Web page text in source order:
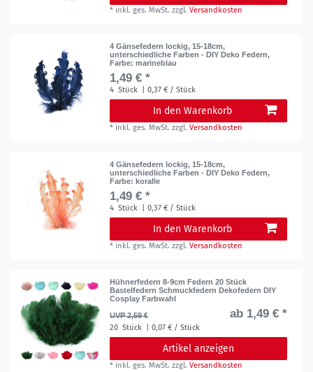
* inkl. ges. MwSt. zzgl.Versandkosten
4 Gänsefedern lockig, 15-18cm,
unterschiedliche Farben - DIY Deko Federn,
Farbe: marineblau
1,49 € *
4 Stück | 0,37 € / Stück
In den Warenkorb
* inkl. ges. MwSt. zzgl.Versandkosten
4 Gänsefedern lockig, 15-18cm,
unterschiedliche Farben - DIY Deko Federn,
Farbe: koralle
1,49 € *
4 Stück | 0,37 € / Stück
In den Warenkorb
* inkl. ges. MwSt. zzgl.Versandkosten
Hühnerfedern 8-9cm Federn 20 Stück
Bastelfedern Schmuckfedern Dekofedern DIY
Cosplay Farbwahl
UVP 2,59 €
ab 1,49 € *
20 Stück | 0,07 € / Stück
Artikel anzeigen
* inkl. ges. MwSt. zzgl.Versandkosten